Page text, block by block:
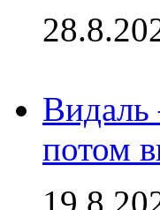
Видаль
потом